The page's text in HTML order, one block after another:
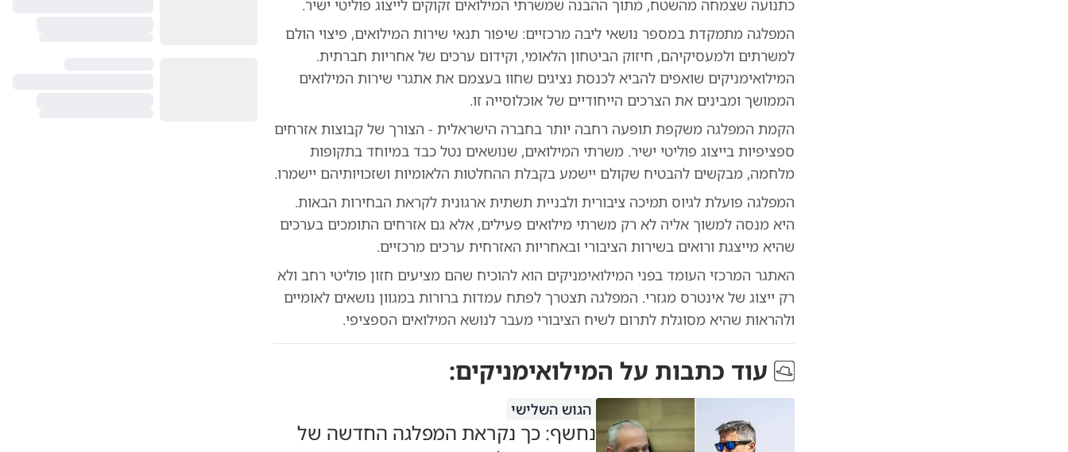
כתנועה שצמחה מהשטח, מתוך ההבנה שמשרתי המילואים זקוקים לייצוג פוליטי ישיר.
המפלגה מתמקדת במספר נושאי ליבה מרכזיים: שיפור תנאי שירות המילואים, פיצוי הולם
למשרתים ולמעסיקיהם, חיזוק הביטחון הלאומי, וקידום ערכים של אחריות חברתית.
המילואימניקים שואפים להביא לכנסת נציגים שחוו בעצמם את אתגרי שירות המילואים
הממושך ומבינים את הצרכים הייחודיים של אוכלוסייה זו.
הקמת המפלגה משקפת תופעה רחבה יותר בחברה הישראלית - הצורך של קבוצות אזרחים
ספציפיות בייצוג פוליטי ישיר. משרתי המילואים, שנושאים נטל כבד במיוחד בתקופות
מלחמה, מבקשים להבטיח שקולם יישמע בקבלת ההחלטות הלאומיות ושזכויותיהם יישמרו.
המפלגה פועלת לגיוס תמיכה ציבורית ולבניית תשתית ארגונית לקראת הבחירות הבאות.
היא מנסה למשוך אליה לא רק משרתי מילואים פעילים, אלא גם אזרחים התומכים בערכים
שהיא מייצגת ורואים בשירות הציבורי ובאחריות האזרחית ערכים מרכזיים.
האתגר המרכזי העומד בפני המילואימניקים הוא להוכיח שהם מציעים חזון פוליטי רחב ולא
רק ייצוג של אינטרס מגזרי. המפלגה תצטרך לפתח עמדות ברורות במגוון נושאים לאומיים
ולהראות שהיא מסוגלת לתרום לשיח הציבורי מעבר לנושא המילואים הספציפי.
עוד כתבות על המילואימניקים:
הגוש השלישי
נחשף: כך נקראת המפלגה החדשה של